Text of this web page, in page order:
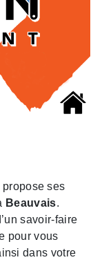
ses
Beauvais.
savoir-faire
pour vous
dans votre